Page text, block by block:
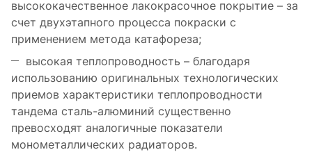
высококачественное лакокрасочное покрытие – за
счет двухэтапного процесса покраски с
применением метода катафореза;
высокая теплопроводность – благодаря
использованию оригинальных технологических
приемов характеристики теплопроводности
тандема сталь-алюминий существенно
превосходят аналогичные показатели
монометаллических радиаторов.